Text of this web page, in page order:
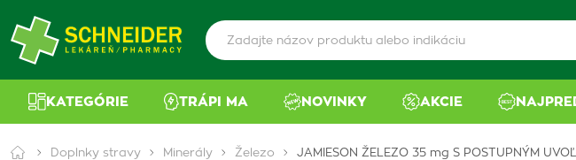
KATEGÓRIE TRÁPI MA NOVINKY AKCIE
Doplnky stravy Minerály Železo JAMIESON ŽELEZO 35 mg S POSTUPNÝM